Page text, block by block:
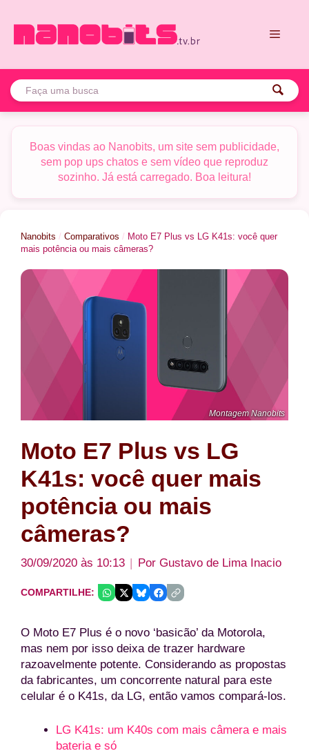
para
Boas vindas ao Nanobits, um site sem publicidade,
sem pop ups chatos e sem vídeo que reproduz
sozinho. Já está carregado. Boa leitura!
Nanobits / Comparativos / Moto E7 Plus vs LG K41s: você quer
mais potência ou mais câmeras?
Montagem Nanobits
Moto E7 Plus vs LG
K41s: você quer mais
potência ou mais
câmeras?
30/09/2020 às 10:13 Por Gustavo de Lima Inacio
COMPARTILHE:
O Moto E7 Plus é o novo ‘basicão’ da Motorola,
mas nem por isso deixa de trazer hardware
razoavelmente potente. Considerando as propostas
da fabricantes, um concorrente natural para este
celular é o K41s, da LG, então vamos compará-los.
LG K41s: um K40s com mais câmera e mais
bateria e só